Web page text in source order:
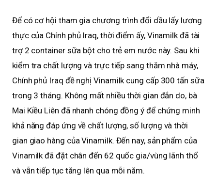
Để có cơ hội tham gia chương trình đổi dầu lấy lương
thực của Chính phủ Iraq, thời điểm ấy, Vinamilk đã tài
trợ 2 container sữa bột cho trẻ em nước này. Sau khi
kiểm tra chất lượng và trực tiếp sang thăm nhà máy,
Chính phủ Iraq đề nghị Vinamilk cung cấp 300 tấn sữa
trong 3 tháng. Không mất nhiều thời gian đắn do, bà
Mai Kiều Liên đã nhanh chóng đồng ý để chứng minh
khả năng đáp ứng về chất lượng, số lượng và thời
gian giao hàng của Vinamilk. Đến nay, sản phẩm của
Vinamilk đã đặt chân đến 62 quốc gia/vùng lãnh thổ
và vẫn tiếp tục tăng lên qua mỗi năm.